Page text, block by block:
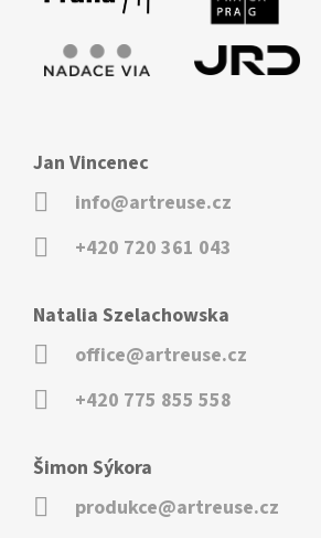
Jan Vincenec
info@artreuse.cz
+420 720 361 043
Natalia Szelachowska
office@artreuse.cz
+420 775 855 558
Šimon Sýkora
produkce@artreuse.cz